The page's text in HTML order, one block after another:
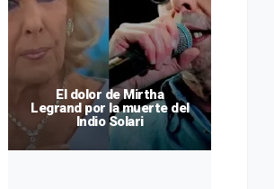
El dolor de Mirtha
Legrand por la muerte del
Indio Solari